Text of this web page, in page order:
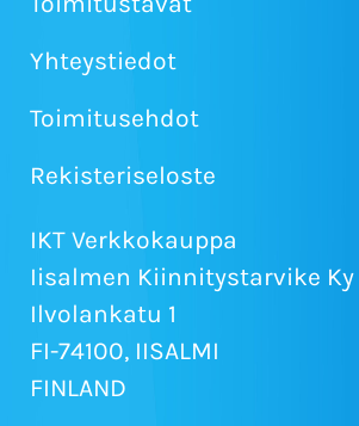
Yhteystiedot
Toimitusehdot
Rekisteriseloste
IKT Verkkokauppa
Iisalmen Kiinnitystarvike Ky
Ilvolankatu 1
FI-74100, IISALMI
FINLAND